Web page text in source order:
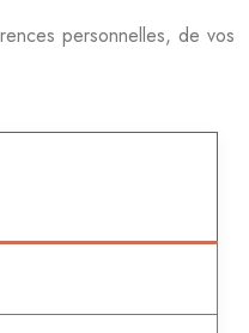
personnelles, de vos